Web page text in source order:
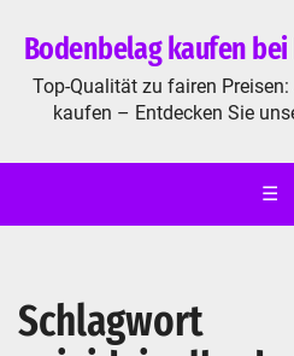
Bodenbelag kaufen bei
Top-Qualität zu fairen
kaufen – Entdecken Sie
☰
Schlagwort